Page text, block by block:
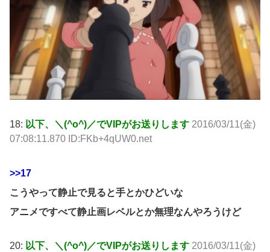
18: 以下、＼(^o^)／でVIPがお送りします 2016/03/11(金)
07:08:11.870 ID:FKb+4qUW0.net
>>17
こうやって静止で見ると手とかひどいな
アニメですべて静止画レベルとか無理なんやろうけど
20: 以下、＼(^o^)／でVIPがお送りします 2016/03/11(金)